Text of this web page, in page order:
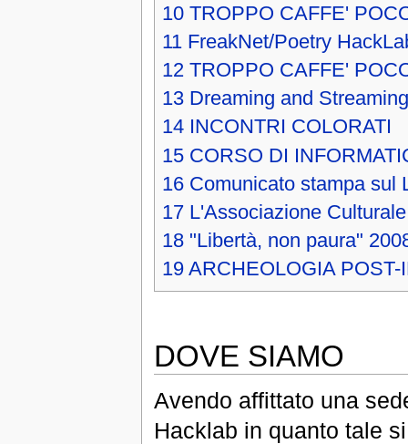
10 TROPPO CAFFE'
11 FreakNet/Poetry
12 TROPPO CAFFE'
13 Dreaming and
14 INCONTRI COLORATI
15 CORSO DI
16 Comunicato stampa sul
17 L'Associazione
18 "Libertà, non paura"
19 ARCHEOLOGIA
DOVE SIAMO
Avendo affittato una
Hacklab in quanto tale